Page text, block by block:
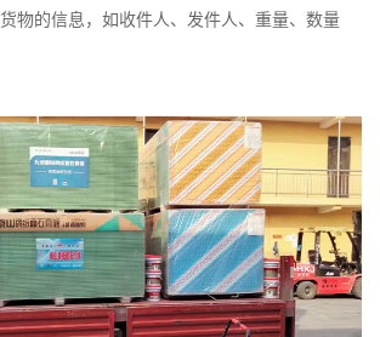
物的信息，如收件人、发件人、重量、数量